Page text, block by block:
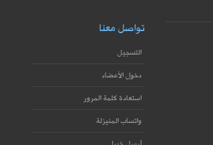
تواصل معنا
التسجيل
دخول الأعضاء
استعادة كلمة المرور
واتساب المنيزلة